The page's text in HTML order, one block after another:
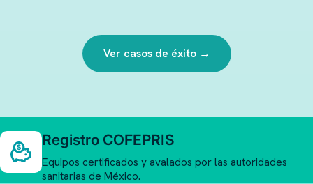
Ver casos de éxito →
Registro COFEPRIS
Equipos certificados y avalados por las autoridades
sanitarias de México.